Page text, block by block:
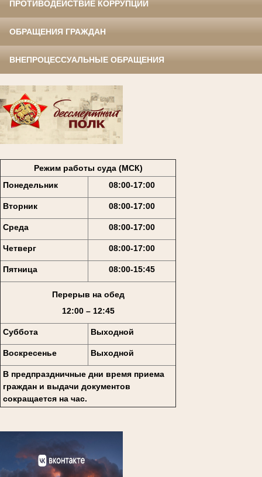
ПРОТИВОДЕЙСТВИЕ КОРРУПЦИИ
ОБРАЩЕНИЯ ГРАЖДАН
ВНЕПРОЦЕССУАЛЬНЫЕ ОБРАЩЕНИЯ
Режим работы суда (МСК)
Понедельник
08:00-17:00
Вторник 08:00-17:00
Среда 08:00-17:00
Четверг 08:00-17:00
Пятница 08:00-15:45
Перерыв на обед
12:00 – 12:45
Суббота Выходной
Воскресенье Выходной
В предпраздничные дни время приема
граждан и выдачи документов
сокращается на час.